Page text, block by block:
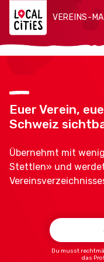
VEREINS-
Euer Verein,
Schweiz
Übernehmt mit
Stettlen» und
Du musst
das